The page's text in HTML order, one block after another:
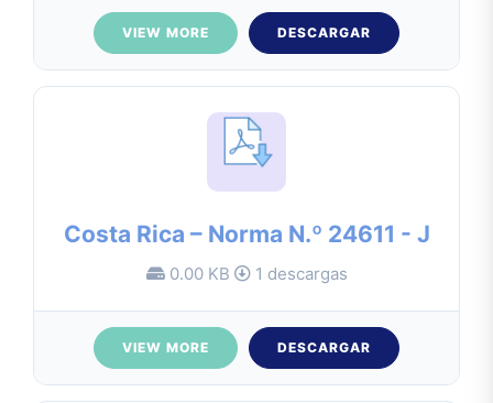
VIEW MORE DESCARGAR
Costa Rica – Norma N.º 24611 - J
0.00 KB 1 descargas
VIEW MORE DESCARGAR